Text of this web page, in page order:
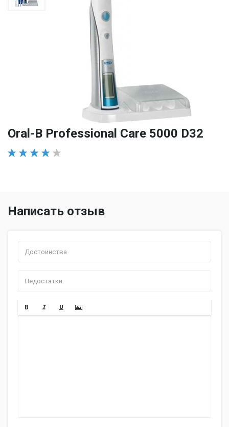
Oral-B Professional Care 5000 D32
Написать отзыв